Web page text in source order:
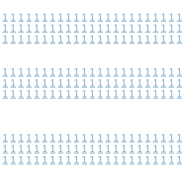
1 1 1 1 1 1 1 1 1 1 1 1 1 1 1 1 1 1 1 1 1 1 1
1 1 1 1 1 1 1 1 1 1 1 1 1 1 1 1 1 1 1 1 1 1 1
1 1 1 1 1 1 1 1 1 1 1 1 1 1 1 1 1 1 1 1 1 1 1
1 1 1 1 1 1 1 1 1 1 1 1 1 1 1 1 1 1 1 1 1 1 1
1 1 1 1 1 1 1 1 1 1 1 1 1 1 1 1 1 1 1 1 1 1 1
1 1 1 1 1 1 1 1 1 1 1 1 1 1 1 1 1 1 1 1 1 1 1
1 1 1 1 1 1 1 1 1 1 1 1 1 1 1 1 1 1 1 1 1 1 1
1 1 1 1 1 1 1 1 1 1 1 1 1 1 1 1 1 1 1 1 1 1 1
1 1 1 1 1 1 1 1 1 1 1 1 1 1 1 1 1 1 1 1 1 1 1